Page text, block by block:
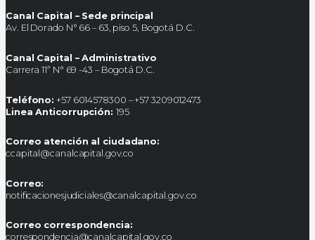
Canal Capital – Sede principal
Av. El Dorado N° 66 – 63, piso 5, Bogotá D.C.
Canal Capital – Administrativo
Carrera 11ª N° 69 -43 – Bogotá D.C.
Teléfono: +57 6014578300 – +57 3209012473
Linea Anticorrupción: 195
Correo atención al ciudadano:
ccapital@canalcapital.gov.co
Correo:
notificacionesjudiciales@canalcapital.gov.co
Correo correspondencia:
correspondencia@canalcapital.gov.co